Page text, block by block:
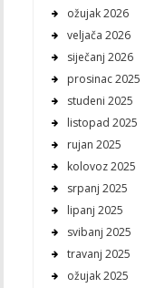
ožujak 2026
veljača 2026
siječanj 2026
prosinac 2025
studeni 2025
listopad 2025
rujan 2025
kolovoz 2025
srpanj 2025
lipanj 2025
svibanj 2025
travanj 2025
ožujak 2025